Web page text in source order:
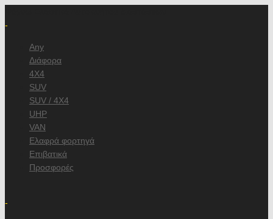
-
Any
Διάφορα
4X4
SUV
SUV / 4X4
UHP
VAN
Ελαφρά φορτηγά
Επιβατικά
Προσφορές
-